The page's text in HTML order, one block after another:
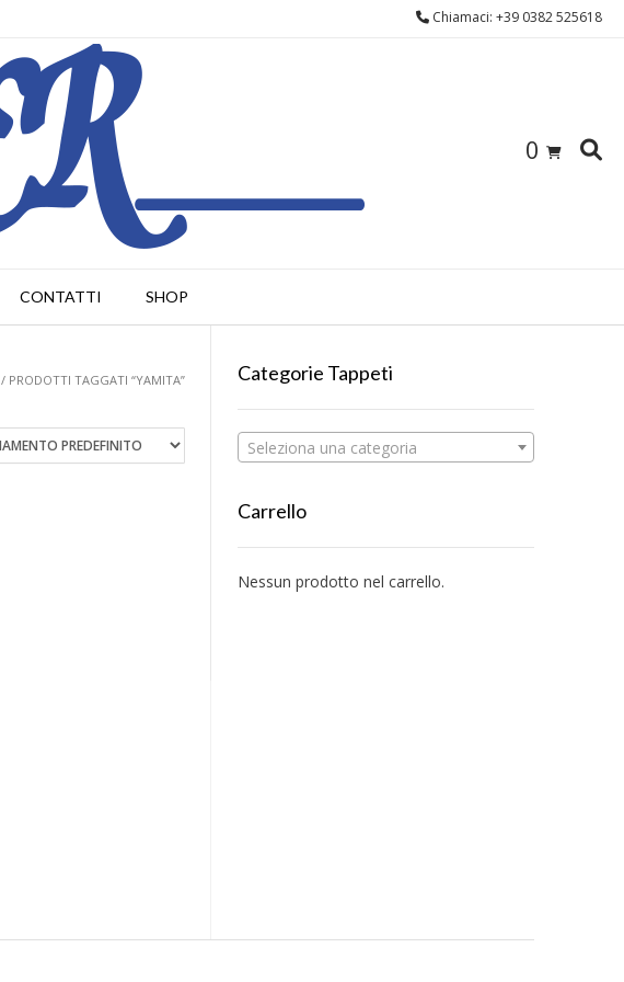
Chiamaci: +39 0382 525618
0
CONTATTI SHOP
/ PRODOTTI TAGGATI “YAMITA” Categorie Tappeti
Seleziona una categoria
Carrello
Nessun prodotto nel carrello.